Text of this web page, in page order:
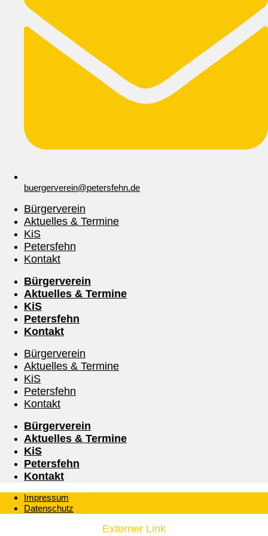
buergerverein@petersfehn.de
Bürgerverein
Aktuelles & Termine
KiS
Petersfehn
Kontakt
Bürgerverein
Aktuelles & Termine
KiS
Petersfehn
Kontakt
Bürgerverein
Aktuelles & Termine
KiS
Petersfehn
Kontakt
Bürgerverein
Aktuelles & Termine
KiS
Petersfehn
Kontakt
Impressum
Datenschutz
Externer Link